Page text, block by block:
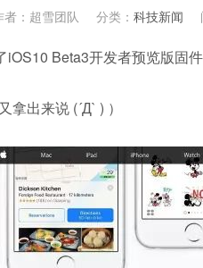
者：超雪团队 分类： 科技新闻
Beta3开发者预览版固件
拿出来说 (´Д` ) ）